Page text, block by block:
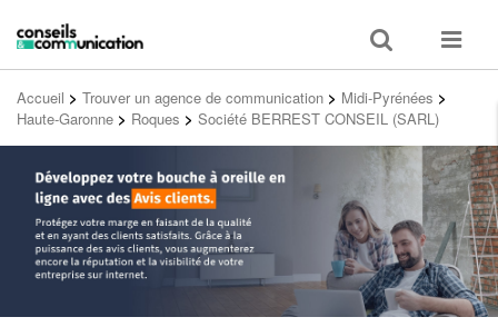
Toggle
search
Toggle
Accueil > Trouver un agence de communication > Midi-Pyrénées >
Haute-Garonne > Roques > Société BERREST CONSEIL (SARL)